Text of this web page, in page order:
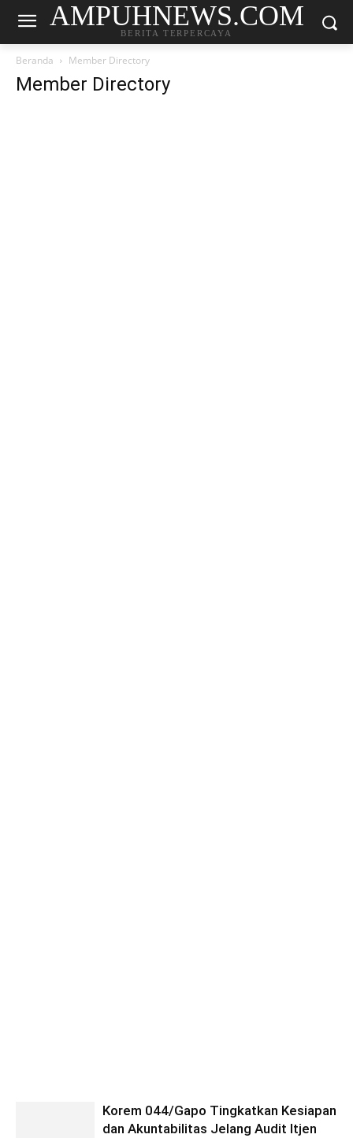
AMPUHNEWS.COM
BERITA TERPERCAYA
Beranda Member Directory
Member Directory
Korem 044/Gapo Tingkatkan Kesiapan
dan Akuntabilitas Jelang Audit Itjen